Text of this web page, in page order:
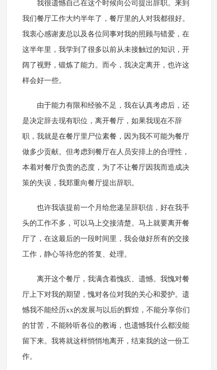
我很遗憾自己在这个时候向公司提出辞职。来到
我们餐厅工作大约半年了，餐厅里的人对我都很好。
我衷心感谢麦总以及各位同事对我的照顾与错爱，在
这半年里，我学到了很多以前从未接触过的知识，开
阔了视野，锻炼了能力。而今，我决定离开，也许这
样会好一些。
由于能力有限和经验不足，我在认真考虑后，还
是决定辞去现有职位，离开餐厅，如果我现在不辞
职，我就是在餐厅里尸位素餐，因为我不可能为餐厅
做多少贡献。但考虑到餐厅在人员安排上的合理性，
本着对餐厅负责的态度，为了不让餐厅因我而造成决
策的失误，我郑重向餐厅提出辞职。
也许我该提前一个月给您递呈辞职信，好在我手
头的工作不多，可以马上交接清楚。马上就要离开餐
厅了，在这最后的一段时间里，我会做好所有的交接
工作，静心等待您的答复、处理。
离开这个餐厅，我满含着愧疚、遗憾。我愧对餐
厅上下对我的期望，愧对各位对我的关心和爱护。遗
憾我不能经历xx的发展与以后的辉煌，不能分享你们
的甘苦，不能聆听各位的教诲，也遗憾我什么都没能
留下来。我将就这样悄悄地离开，结束我的这一份工
作。